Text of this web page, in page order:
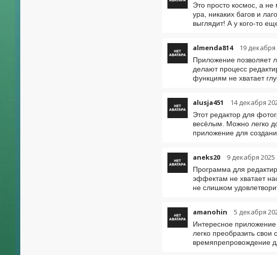
Это просто космос, а не
ура, никаких багов и
выглядит! А у кого-то
almenda814 19 декабря
Приложение позволяет
делают процесс
функциям не хватает
alusja451 14 декабря
Этот редактор для
весёлым. Можно легко
приложение для
aneks20 9 декабря 2025
Программа для
эффектам не хватает
не слишком
amanohin 5 декабря
Интересное
легко преобразить
времяпрепровождение